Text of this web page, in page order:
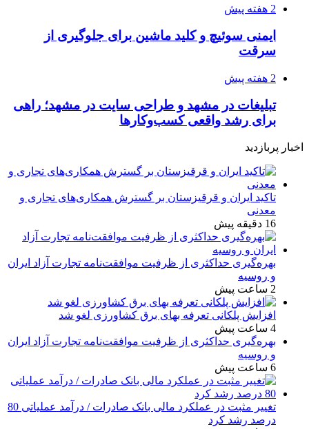
2 هفته پیش
ایمنی سوئیچ و کلید ماشین برای جلوگیری از
سرقت
2 هفته پیش
تبلیغات در مشهد و طراحی سایت در مشهد؛ راهی
برای رشد واقعی کسب‌وکارها
اخبار پربازدید
تاکید ایران و قرقیزستان بر گسترش همکاری‌های تجاری و
معدنی
16 دقیقه پیش
بهره‌گیری حداکثری از ظرفیت موافقت‌نامه تجارت آزاد ایران
و روسیه
2 ساعت پیش
افزایش پلکانی تعرفه بهای برق کشاورزی لغو شد
4 ساعت پیش
بهره‌گیری حداکثری از ظرفیت موافقت‌نامه تجارت آزاد ایران
و روسیه
6 ساعت پیش
تغییر مثبت در عملکرد مالی بانک صادرات / درآمد عملیاتی 80
درصد رشد کرد